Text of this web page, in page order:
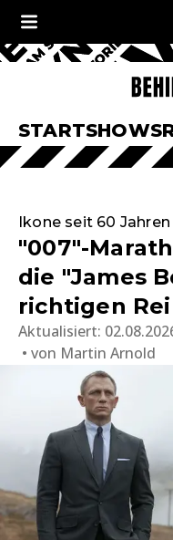
STARTSHOWS
Ikone seit 60 Jahren
"007"-
die "James
richtigen
Aktualisiert:
von Martin Arnold